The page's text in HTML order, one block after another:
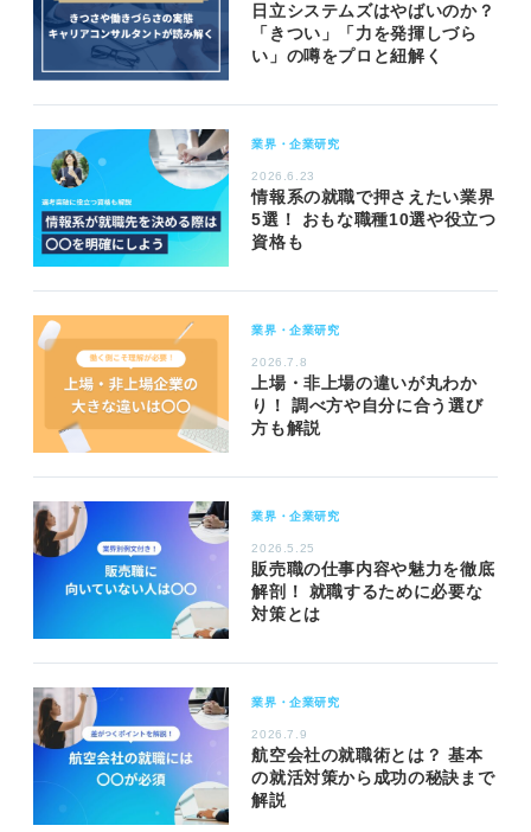
日立システムズはやばいのか？
「きつい」「力を発揮しづら
い」の噂をプロと紐解く
業界・企業研究
2026.6.23
情報系の就職で押さえたい業界
5選！ おもな職種10選や役立つ
資格も
業界・企業研究
2026.7.8
上場・非上場の違いが丸わか
り！ 調べ方や自分に合う選び
方も解説
業界・企業研究
2026.5.25
販売職の仕事内容や魅力を徹底
解剖！ 就職するために必要な
対策とは
業界・企業研究
2026.7.9
航空会社の就職術とは？ 基本
の就活対策から成功の秘訣まで
解説